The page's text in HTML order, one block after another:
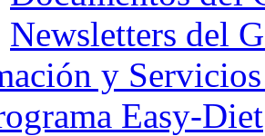
Newsletters del
y
Easy-Diet